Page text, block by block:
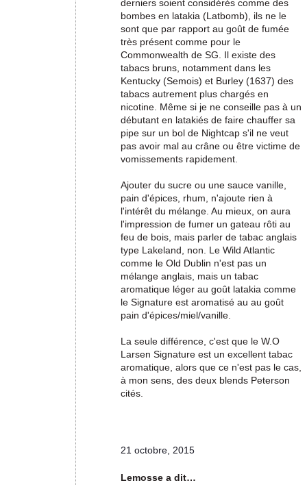
derniers soient considérés comme des
bombes en latakia (Latbomb), ils ne le
sont que par rapport au goût de fumée
très présent comme pour le
Commonwealth de SG. Il existe des
tabacs bruns, notamment dans les
Kentucky (Semois) et Burley (1637) des
tabacs autrement plus chargés en
nicotine. Même si je ne conseille pas à un
débutant en latakiés de faire chauffer sa
pipe sur un bol de Nightcap s'il ne veut
pas avoir mal au crâne ou être victime de
vomissements rapidement.
Ajouter du sucre ou une sauce vanille,
pain d'épices, rhum, n'ajoute rien à
l'intérêt du mélange. Au mieux, on aura
l'impression de fumer un gateau rôti au
feu de bois, mais parler de tabac anglais
type Lakeland, non. Le Wild Atlantic
comme le Old Dublin n'est pas un
mélange anglais, mais un tabac
aromatique léger au goût latakia comme
le Signature est aromatisé au au goût
pain d'épices/miel/vanille.
La seule différence, c'est que le W.O
Larsen Signature est un excellent tabac
aromatique, alors que ce n'est pas le cas,
à mon sens, des deux blends Peterson
cités.
21 octobre, 2015
Lemosse a dit…